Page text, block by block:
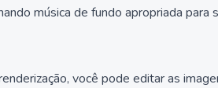
música de fundo apropriada para
você pode editar as